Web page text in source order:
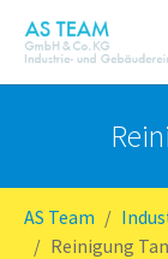
AS Team
Reinigung